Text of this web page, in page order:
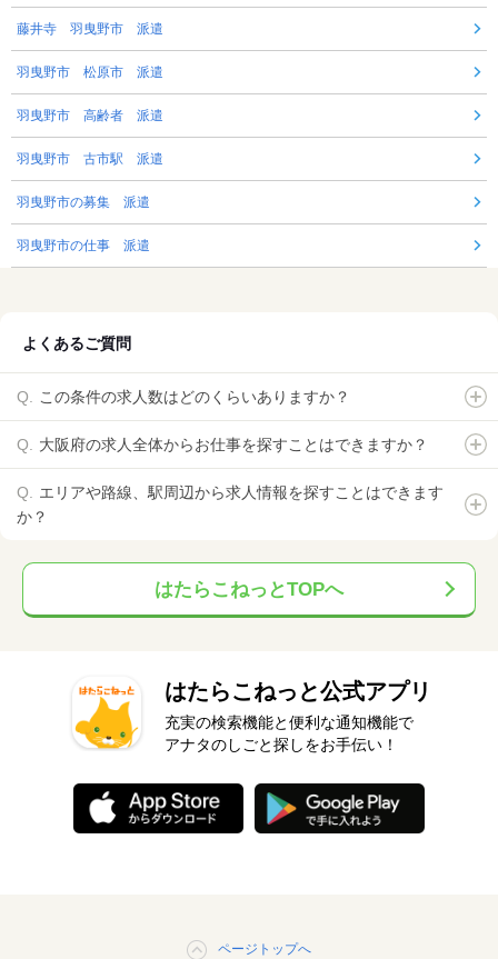
藤井寺 羽曳野市 派遣
羽曳野市 松原市 派遣
羽曳野市 高齢者 派遣
羽曳野市 古市駅 派遣
羽曳野市の募集 派遣
羽曳野市の仕事 派遣
よくあるご質問
この条件の求人数はどのくらいありますか？
大阪府の求人全体からお仕事を探すことはできますか？
エリアや路線、駅周辺から求人情報を探すことはできます
か？
はたらこねっとTOPへ
はたらこねっと公式アプリ
充実の検索機能と便利な通知機能で
アナタのしごと探しをお手伝い！
ページトップへ